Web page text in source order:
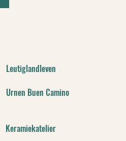
Leutiglandleven
Urnen Buen Camino
Keramiekatelier